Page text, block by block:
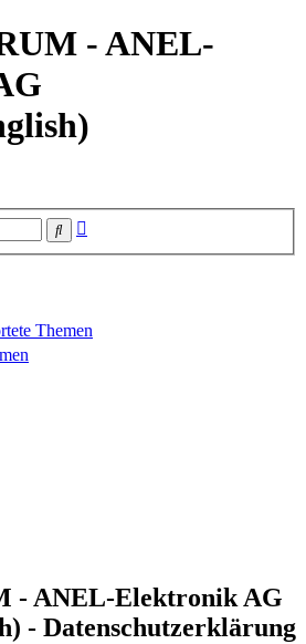
- ANEL-
Suche
Themen
- ANEL-Elektronik AG
- Datenschutzerklärung